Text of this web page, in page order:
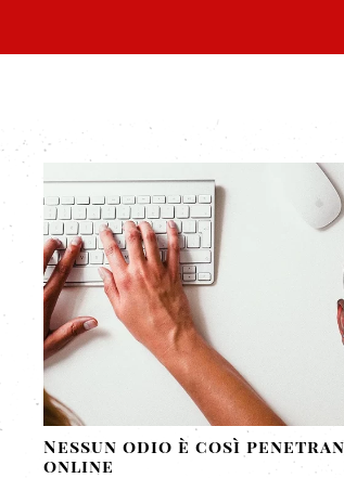
Nessun odio è così
online